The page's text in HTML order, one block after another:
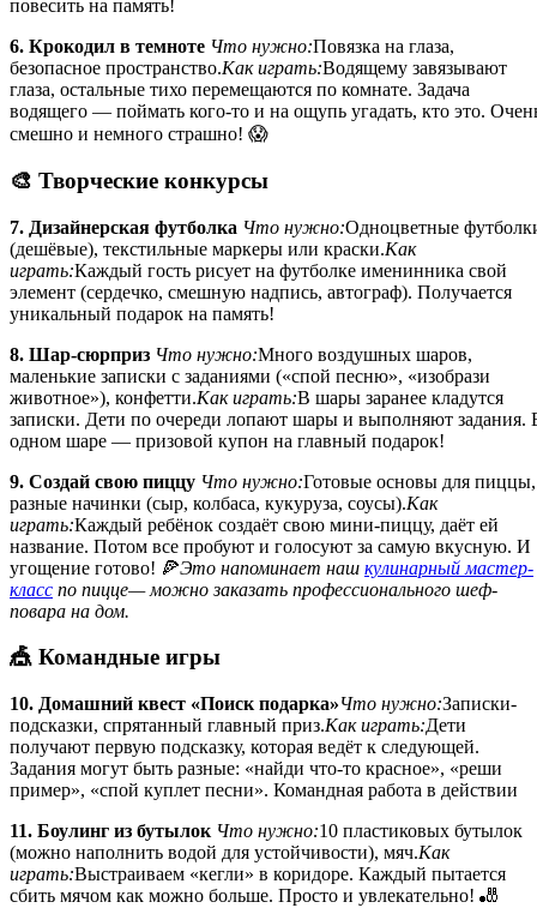
повесить на память!
6. Крокодил в темноте Что нужно:Повязка на глаза,
безопасное пространство.Как играть:Водящему завязывают
глаза, остальные тихо перемещаются по комнате. Задача
водящего — поймать кого-то и на ощупь угадать, кто это.
смешно и немного страшно! 😱
🎨 Творческие конкурсы
7. Дизайнерская футболка Что нужно:Одноцветные
(дешёвые), текстильные маркеры или краски.Как
играть:Каждый гость рисует на футболке именинника свой
элемент (сердечко, смешную надпись, автограф). Получается
уникальный подарок на память!
8. Шар-сюрприз Что нужно:Много воздушных шаров,
маленькие записки с заданиями («спой песню», «изобрази
животное»), конфетти.Как играть:В шары заранее кладутся
записки. Дети по очереди лопают шары и выполняют задания.
одном шаре — призовой купон на главный подарок!
9. Создай свою пиццу Что нужно:Готовые основы для пиццы,
разные начинки (сыр, колбаса, кукуруза, соусы).Как
играть:Каждый ребёнок создаёт свою мини-пиццу, даёт ей
название. Потом все пробуют и голосуют за самую вкусную. И
угощение готово! 🍕Это напоминает наш кулинарный мастер-
класс по пицце— можно заказать профессионального шеф-
повара на дом.
🎪 Командные игры
10. Домашний квест «Поиск подарка»Что нужно:Записки-
подсказки, спрятанный главный приз.Как играть:Дети
получают первую подсказку, которая ведёт к следующей.
Задания могут быть разные: «найди что-то красное», «реши
пример», «спой куплет песни». Командная работа в действии
11. Боулинг из бутылок Что нужно:10 пластиковых бутылок
(можно наполнить водой для устойчивости), мяч.Как
играть:Выстраиваем «кегли» в коридоре. Каждый пытается
сбить мячом как можно больше. Просто и увлекательно! 🎳